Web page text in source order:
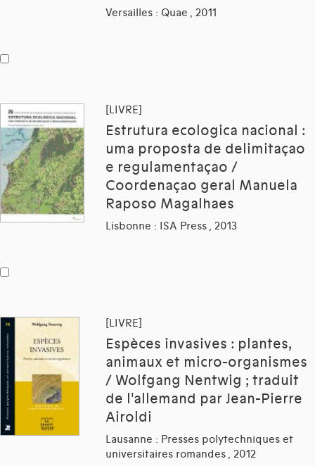
Versailles : Quae , 2011
[LIVRE]
Estrutura ecologica nacional :
uma proposta de delimitaçao
e regulamentaçao /
Coordenaçao geral Manuela
Raposo Magalhaes
Lisbonne : ISA Press , 2013
[LIVRE]
Espèces invasives : plantes,
animaux et micro-organismes
/ Wolfgang Nentwig ; traduit
de l'allemand par Jean-Pierre
Airoldi
Lausanne : Presses polytechniques et
universitaires romandes , 2012